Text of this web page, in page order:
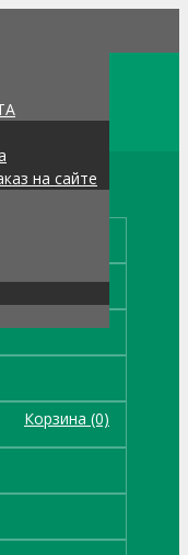
на сайте
Корзина (0)